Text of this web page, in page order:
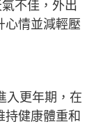
不佳，外出
心情並減輕壓
入更年期，在
持健康體重和